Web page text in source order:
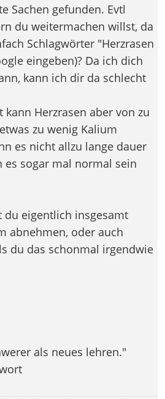
Sachen gefunden. Evtl
du weitermachen willst, da
Schlagwörter "Herzrasen
eingeben)? Da ich dich
kann ich dir da schlecht
kann Herzrasen aber von zu
zu wenig Kalium
es nicht allzu lange dauer
es sogar mal normal sein
du eigentlich insgesamt
abnehmen, oder auch
du das schonmal irgendwie
als neues lehren."